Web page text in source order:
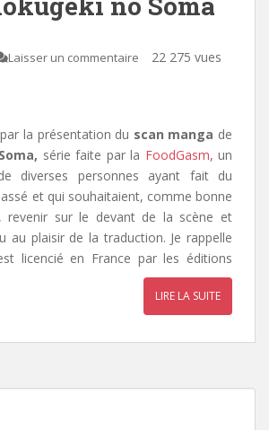
Laisser un commentaire 22 275 vues
la présentation du scan manga de
série faite par la FoodGasm, un
diverses personnes ayant fait du
et qui souhaitaient, comme bonne
revenir sur le devant de la scène et
au plaisir de la traduction. Je rappelle
licencié en France parles éditions
LIRE LA SUITE